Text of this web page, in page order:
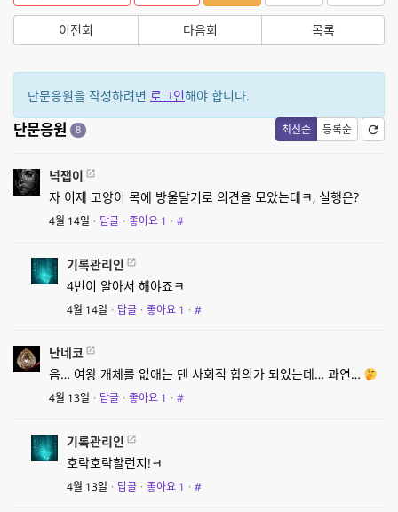
이전회 다음회 목록
단문응원을 작성하려면 로그인해야 합니다.
최신순 등록순
단문응원 8
넉잽이
자 이제 고양이 목에 방울달기로 의견을 모았는데ㅋ, 실행은?
4월 14일 · 답글 · 좋아요 1 · #
기록관리인
4번이 알아서 해야죠ㅋ
4월 14일 · 답글 · 좋아요 1 · #
난네코
음… 여왕 개체를 없애는 덴 사회적 합의가 되었는데… 과연…
4월 13일 · 답글 · 좋아요 1 · #
기록관리인
호락호락할런지!ㅋ
4월 13일 · 답글 · 좋아요 1 · #